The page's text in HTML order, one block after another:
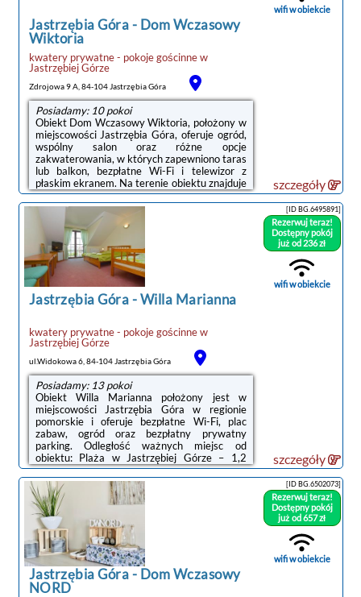
Lotnisko Gdańsk-Rębiechowo ...
Jastrzębia Góra- Dom Wczasowy
Wiktoria
kwatery prywatne - pokoje gościnnew
Jastrzębiej Górze
Zdrojowa 9 A, 84-104 Jastrzębia Góra
Posiadamy: 10 pokoi
Obiekt Dom Wczasowy Wiktoria, położony w
miejscowości Jastrzębia Góra, oferuje ogród,
wspólny salon oraz różne opcje
zakwaterowania, w których zapewniono taras
lub balkon, bezpłatne Wi-Fi i telewizor z
płaskim ekranem. Na terenie obiektu znajduje
się prywatny parking.W niektórych opcjach
zakwaterowania znajduje się także kuchnia z
lodówką i mikrofalówką.Na miejscu dostępny
jest plac zabaw i sprzęt do grillowania, a w
okolicy panują doskonałe warunki do
uprawiania trekkingu.Odległość ważnych
miejsc od obiektu: Plaża w Ostrowie – 600 m,
Port Gdynia – 42 km. Lotnisko ...
wifi w obiekcie
szczegóły
Jastrzębia Góra-Willa Marianna
kwatery prywatne - pokoje gościnnew
Jastrzębiej Górze
ul.Widokowa 6, 84-104 Jastrzębia Góra
Posiadamy: 13 pokoi
Obiekt Willa Marianna położony jest w
miejscowości Jastrzębia Góra w regionie
pomorskie i oferuje bezpłatne Wi-Fi, plac
zabaw, ogród oraz bezpłatny prywatny
parking. Odległość ważnych miejsc od
obiektu: Plaża w Jastrzębiej Górze – 1,2
km.W obiekcie znajduje się sprzęt do
grillowania, a okolica jest popularna wśród
miłośników trekkingu.Odległość ważnych
miejsc od obiektu: Port Gdynia – 41 km,
Stocznia Gdynia – 44 km. Lotnisko Lotnisko
Gdańsk-Rębiechowo znajduje się 66 km od
obiektu.Doba hotelowa od godziny 14:00 do
10:00.W ramach jednej rezerwacji wyłącznie
1 ...
[ID BG.6495891]
Rezerwuj teraz!
Dostępny pokój
już od 236 zł
wifi w obiekcie
szczegóły
Jastrzębia Góra- Dom Wczasowy
NORD
[ID BG.6502073]
Rezerwuj teraz!
Dostępny pokój
już od 657 zł
wifi w obiekcie